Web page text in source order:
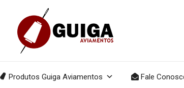
Produtos Guiga Aviamentos Fale